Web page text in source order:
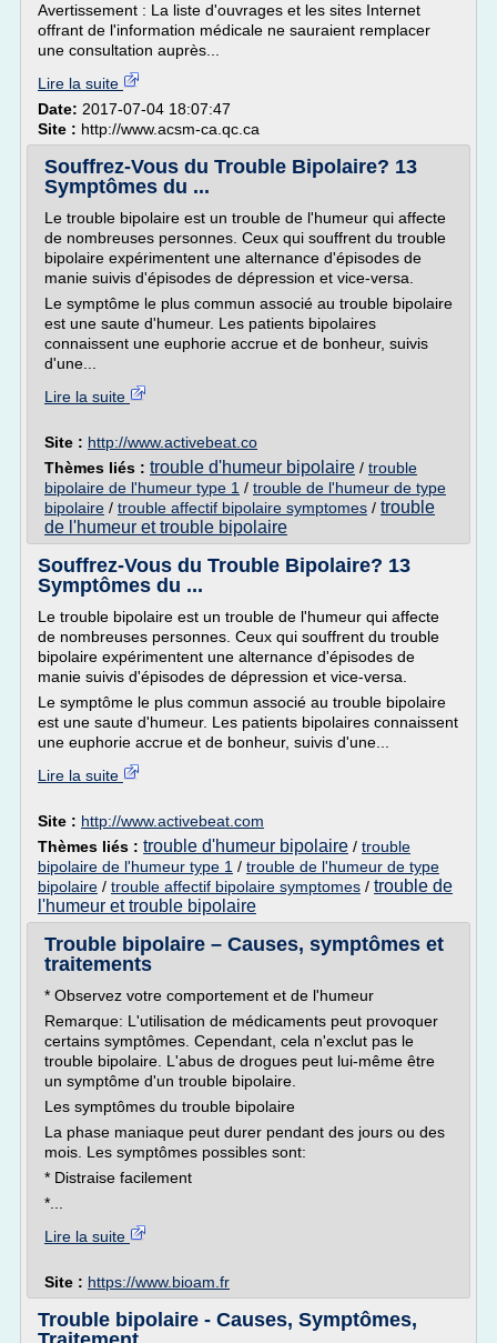
Avertissement : La liste d'ouvrages et les sites Internet
offrant de l'information médicale ne sauraient remplacer
une consultation auprès...
Lire la suite
Date: 2017-07-04 18:07:47
Site : http://www.acsm-ca.qc.ca
Souffrez-Vous du Trouble Bipolaire? 13
Symptômes du ...
Le trouble bipolaire est un trouble de l'humeur qui affecte
de nombreuses personnes. Ceux qui souffrent du trouble
bipolaire expérimentent une alternance d'épisodes de
manie suivis d'épisodes de dépression et vice-versa.
Le symptôme le plus commun associé au trouble bipolaire
est une saute d'humeur. Les patients bipolaires
connaissent une euphorie accrue et de bonheur, suivis
d'une...
Lire la suite
Site : http://www.activebeat.co
Thèmes liés : trouble d'humeur bipolaire / trouble
bipolaire de l'humeur type 1 / trouble de l'humeur de type
bipolaire / trouble affectif bipolaire symptomes / trouble
de l'humeur et trouble bipolaire
Souffrez-Vous du Trouble Bipolaire? 13
Symptômes du ...
Le trouble bipolaire est un trouble de l'humeur qui affecte
de nombreuses personnes. Ceux qui souffrent du trouble
bipolaire expérimentent une alternance d'épisodes de
manie suivis d'épisodes de dépression et vice-versa.
Le symptôme le plus commun associé au trouble bipolaire
est une saute d'humeur. Les patients bipolaires connaissent
une euphorie accrue et de bonheur, suivis d'une...
Lire la suite
Site : http://www.activebeat.com
Thèmes liés : trouble d'humeur bipolaire / trouble
bipolaire de l'humeur type 1 / trouble de l'humeur de type
bipolaire / trouble affectif bipolaire symptomes / trouble de
l'humeur et trouble bipolaire
Trouble bipolaire – Causes, symptômes et
traitements
* Observez votre comportement et de l'humeur
Remarque: L'utilisation de médicaments peut provoquer
certains symptômes. Cependant, cela n'exclut pas le
trouble bipolaire. L'abus de drogues peut lui-même être
un symptôme d'un trouble bipolaire.
Les symptômes du trouble bipolaire
La phase maniaque peut durer pendant des jours ou des
mois. Les symptômes possibles sont:
* Distraise facilement
*...
Lire la suite
Site : https://www.bioam.fr
Trouble bipolaire - Causes, Symptômes,